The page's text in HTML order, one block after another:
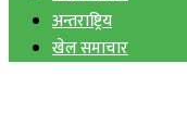
अन्तराष्ट्रिय
खेल समाचार